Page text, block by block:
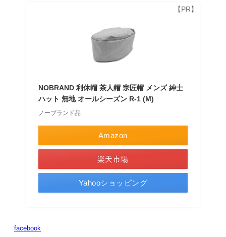
NOBRAND 利休帽 茶人帽 宗匠帽 メンズ 紳士
ハット 無地 オールシーズン R-1 (M)
ノーブランド品
Amazon
楽天市場
Yahooショッピング
facebook